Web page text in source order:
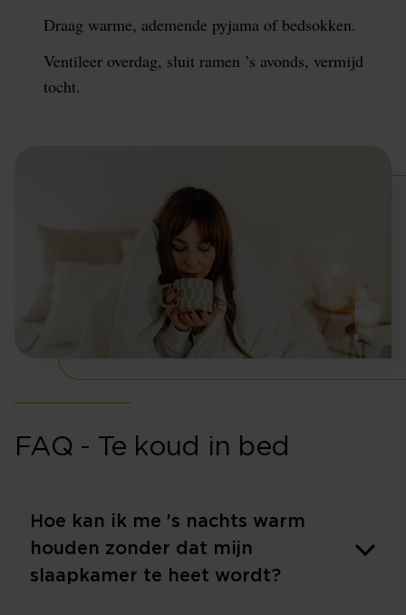
Draag warme, ademende pyjama of bed­sokken.
Ventileer overdag, sluit ramen ’s avonds, vermijd
tocht.
FAQ - Te koud in bed
Hoe kan ik me ’s nachts warm
houden zonder dat mijn
slaapkamer te heet wordt?